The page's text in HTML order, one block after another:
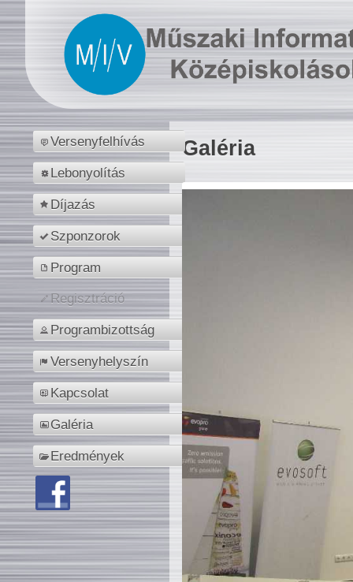
Versenyfelhívás
Lebonyolítás
Díjazás
Szponzorok
Program
Regisztráció
Programbizottság
Versenyhelyszín
Kapcsolat
Galéria
Eredmények
Galéria